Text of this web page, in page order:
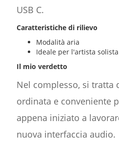
USB C.
Caratteristiche di rilievo
Modalità aria
Ideale per l'artista solista
Il mio verdetto
Nel complesso, si tratta
ordinata e conveniente
appena iniziato a
nuova interfaccia audio.